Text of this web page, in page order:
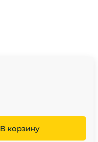
В корзину